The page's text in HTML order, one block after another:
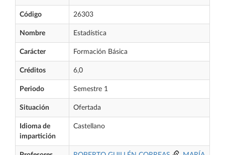
Código 26303
Nombre Estadística
Carácter Formación Básica
Créditos 6,0
Periodo Semestre 1
Situación Ofertada
Idioma de
impartición
Castellano